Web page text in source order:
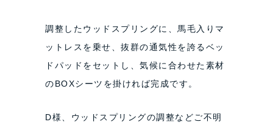
調整したウッドスプリングに、馬毛入りマ
ットレスを乗せ、抜群の通気性を誇るベッ
ドパッドをセットし、気候に合わせた素材
のBOXシーツを掛ければ完成です。
D様、ウッドスプリングの調整などご不明